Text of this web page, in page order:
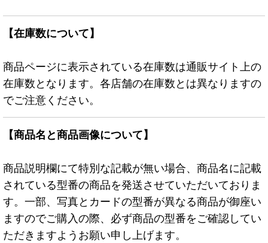
【在庫数について】
商品ページに表示されている在庫数は通販サイト上の
在庫数となります。各店舗の在庫数とは異なりますの
でご注意ください。
【商品名と商品画像について】
商品説明欄にて特別な記載が無い場合、商品名に記載
されている型番の商品を発送させていただいておりま
す。一部、写真とカードの型番が異なる商品が御座い
ますのでご購入の際、必ず商品の型番をご確認してい
ただきますようお願い申し上げます。